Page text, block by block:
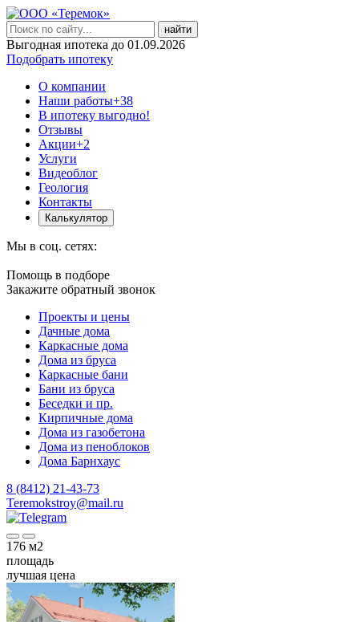
найти
Выгодная ипотека до 01.09.2026
Подобрать ипотеку
О компании
Наши работы+38
В ипотеку выгодно!
Отзывы
Акции+2
Услуги
Видеоблог
Геология
Контакты
Калькулятор
Мы в соц. сетях:
Помощь в подборе
Закажите обратный звонок
Проекты и цены
Дачные дома
Каркасные дома
Дома из бруса
Каркасные бани
Бани из бруса
Беседки и пр.
Кирпичные дома
Дома из газобетона
Дома из пеноблоков
Дома Барнхаус
8 (8412) 21-43-73
Teremokstroy@mail.ru
176 м2
площадь
лучшая цена